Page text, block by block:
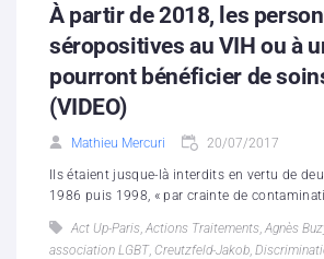
À partir de 2018, les
séropositives au VIH ou à
pourront bénéficier de
(VIDEO)
Mathieu Mercuri 20/07/2017
Ils étaient jusque-là interdits en vertu de
1986 puis 1998, « par crainte de
Act Up-Paris, Actions Traitements, Agnès
association LGBT, Creutzfeld-Jakob,